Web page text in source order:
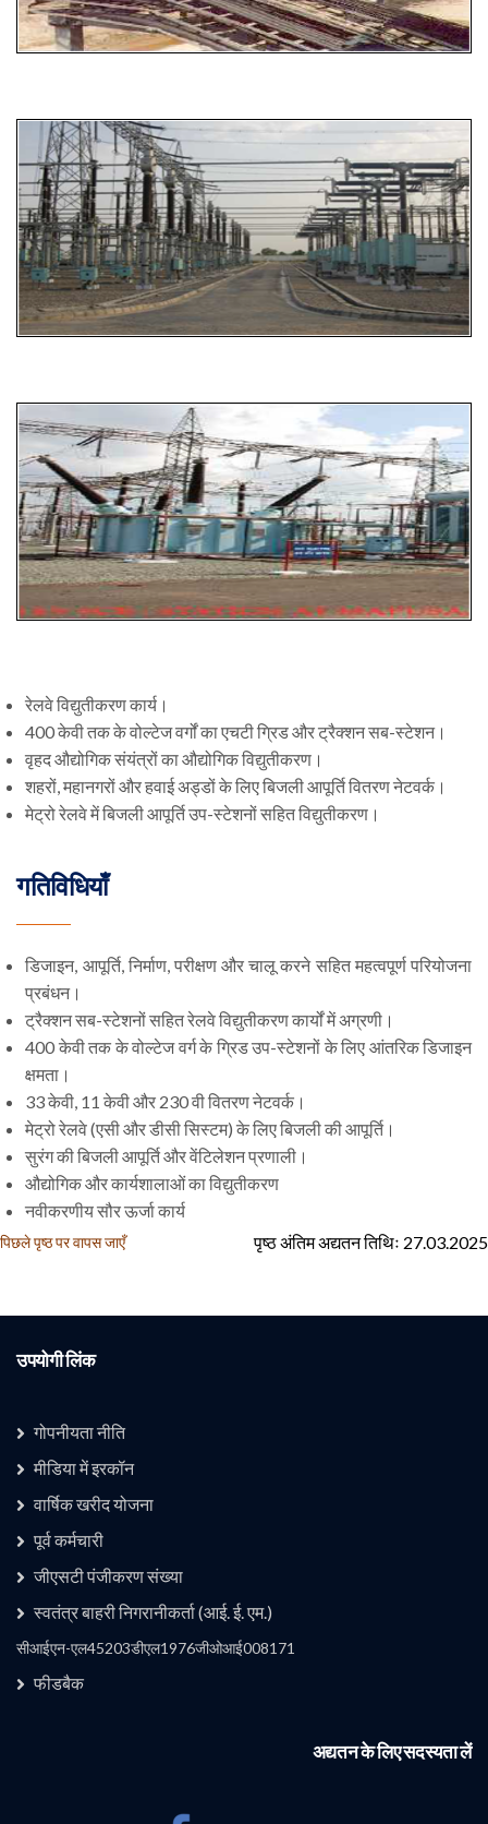
रेलवे विद्युतीकरण कार्य।
400 केवी तक के वोल्टेज वर्गों का एचटी ग्रिड और ट्रैक्शन सब-स्टेशन।
वृहद औद्योगिक संयंत्रों का औद्योगिक विद्युतीकरण।
शहरों, महानगरों और हवाई अड्डों के लिए बिजली आपूर्ति वितरण नेटवर्क।
मेट्रो रेलवे में बिजली आपूर्ति उप-स्टेशनों सहित विद्युतीकरण।
गतिविधियाँ
डिजाइन, आपूर्ति, निर्माण, परीक्षण और चालू करने सहित महत्वपूर्ण परियोजना
प्रबंधन।
ट्रैक्शन सब-स्टेशनों सहित रेलवे विद्युतीकरण कार्यों में अग्रणी।
400 केवी तक के वोल्टेज वर्ग के ग्रिड उप-स्टेशनों के लिए आंतरिक डिजाइन
क्षमता।
33 केवी, 11 केवी और 230 वी वितरण नेटवर्क।
मेट्रो रेलवे (एसी और डीसी सिस्टम) के लिए बिजली की आपूर्ति।
सुरंग की बिजली आपूर्ति और वेंटिलेशन प्रणाली।
औद्योगिक और कार्यशालाओं का विद्युतीकरण
नवीकरणीय सौर ऊर्जा कार्य
पिछले पृष्ठ पर वापस जाएँ पृष्ठ अंतिम अद्यतन तिथिः 27.03.2025
उपयोगी लिंक
गोपनीयता नीति
मीडिया में इरकॉन
वार्षिक खरीद योजना
उपयोगी लिंक 1
पूर्व कर्मचारी
जीएसटी पंजीकरण संख्या
स्वतंत्र बाहरी निगरानीकर्ता (आई. ई. एम.)
कंपनी
सीआईएन-एल45203डीएल1976जीओआई008171
फीडबैक
अद्यतन के लिए सदस्यता लें